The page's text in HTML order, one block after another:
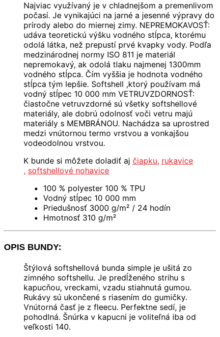
Najviac využívaný je v chladnejšom a premenlivom
počasí. Je vynikajúci na jarné a jesenné výpravy do
prírody alebo do miernej zimy. NEPREMOKAVOSŤ:
udáva teoretickú výšku vodného stĺpca, ktorému
odolá látka, než prepustí prvé kvapky vody. Podľa
medzinárodnej normy ISO 811 je materiál
nepremokavý, ak odolá tlaku najmenej 1300mm
vodného stĺpca. Čím vyššia je hodnota vodného
stĺpca tým lepšie. Softshell ,ktorý používam má
vodný stĺpec 10 000 mm VETRUVZDORNOSŤ:
čiastočne vetruvzdorné sú všetky softshellové
materiály, ale dobrú odolnosť voči vetru majú
materiály s MEMBRÁNOU. Nachádza sa uprostred
medzi vnútornou termo vrstvou a vonkajšou
vodeodolnou vrstvou.
K bunde si môžete doladiť aj čiapku, rukavice
, softshellové nohavice
100 % polyester 100 % TPU
Vodný stĺpec 10 000 mm
Priedušnosť 3000 g/m² / 24 hodín
Hmotnosť 310 g/m²
OPIS BUNDY:
Štýlová softshellová bunda simple je ušitá zo
zimného softshellu. Je predĺženého strihu s
kapucňou, vreckami, vzadu stiahnutá gumou.
Rukávy sú ukončené s riasením do gumičky.
Vnútorná časť je z fleecu. Perfektne sedí, je
pohodlná. Šnúrka v kapucni je voliteľná iba od
veľkosti 140.